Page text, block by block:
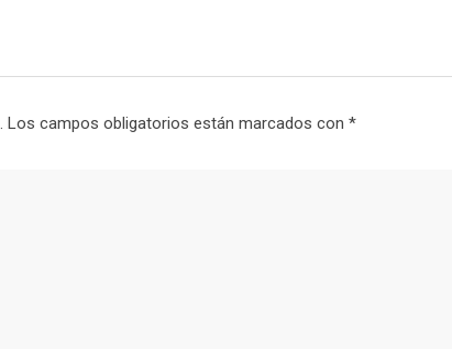
Los campos obligatorios están marcados con *